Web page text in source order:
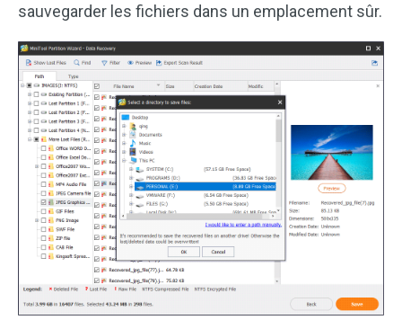
sauvegarder les fichiers dans un emplacement sûr.